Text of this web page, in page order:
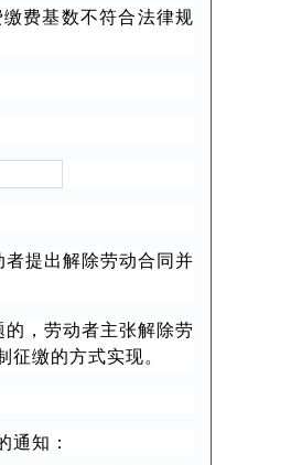
费基数不符合法律规
者提出解除劳动合同并
的，劳动者主张解除劳
征缴的方式实现。
通知：